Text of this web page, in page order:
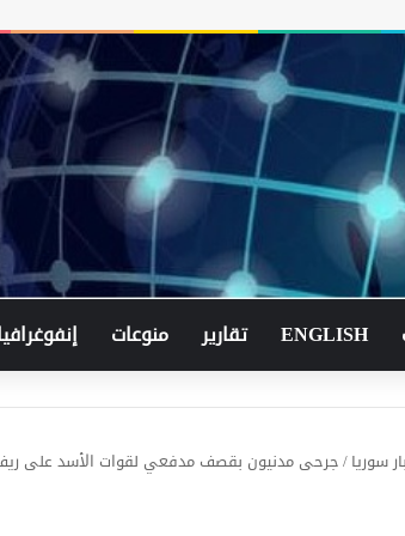
ENGLISH تقارير منوعات
سوريا/جرحى مدنيون بقصف مدفعي لقوات الأسد على